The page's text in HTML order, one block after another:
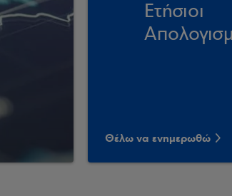
Ετήσιοι
Θέλω να ενημερωθώ